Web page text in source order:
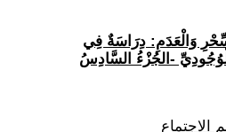
لِلسِّحْرِ وَالْعَدَمِ: دِرَاسَةٌ فِي
-الجُزْءُ السَّادِسُ
الاجتماع